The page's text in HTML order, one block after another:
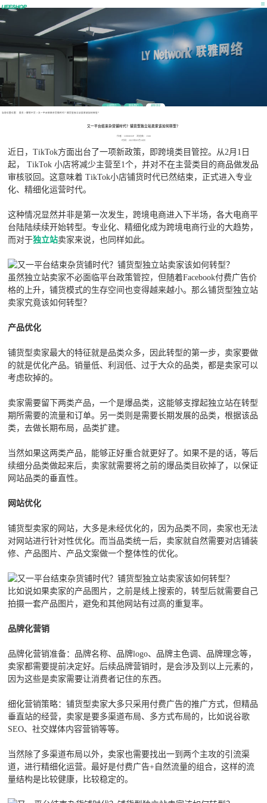
公司简介 联系我们 最新消息
当前位置位置： 首页 > 营销干货> 又一平台结束杂货铺时代？铺货型独立站卖家该如何转型？
又一平台结束杂货铺时代？铺货型独立站卖家该如何转型？
作者：UEESHOP 浏览数：1500
时间：2023年05月10日
近日，TikTok方面出台了一项新政策，即跨境类目管控。从2月1日
起， TikTok 小店将减少主营至1个，并对不在主营类目的商品做发品
审核驳回。这意味着 TikTok小店铺货时代已然结束，正式进入专业
化、精细化运营时代。
这种情况显然并非是第一次发生，跨境电商进入下半场，各大电商平
台陆陆续续开始转型。专业化、精细化成为跨境电商行业的大趋势，
而对于独立站卖家来说，也同样如此。
虽然独立站卖家不必面临平台政策管控，但随着Facebook付费广告价
格的上升，铺货模式的生存空间也变得越来越小。那么铺货型独立站
卖家究竟该如何转型？
产品优化
铺货型卖家最大的特征就是品类众多，因此转型的第一步，卖家要做
的就是优化产品。销量低、利润低、过于大众的品类，都是卖家可以
考虑砍掉的。
卖家需要留下两类产品，一个是爆品类，这能够支撑起独立站在转型
期所需要的流量和订单。另一类则是需要长期发展的品类，根据该品
类，去做长期布局，品类扩建。
当然如果这两类产品，能够正好重合就更好了。如果不是的话，等后
续细分品类做起来后，卖家就需要将之前的爆品类目砍掉了，以保证
网站品类的垂直性。
网站优化
铺货型卖家的网站，大多是未经优化的，因为品类不同，卖家也无法
对网站进行针对性优化。而当品类统一后，卖家就自然需要对店铺装
修、产品图片、产品文案做一个整体性的优化。
比如说如果卖家的产品图片，之前是线上搜索的，转型后就需要自己
拍摄一套产品图片，避免和其他网站有过高的重复率。
品牌化营销
品牌化营销准备：品牌名称、品牌logo、品牌主色调、品牌理念等，
卖家都需要提前决定好。后续品牌营销时，是会涉及到以上元素的，
因为这些是卖家需要让消费者记住的东西。
细化营销策略：铺货型卖家大多只采用付费广告的推广方式，但精品
垂直站的经营，卖家是要多渠道布局、多方式布局的，比如说谷歌
SEO、社交媒体内容营销等等。
当然除了多渠道布局以外，卖家也需要找出一到两个主攻的引流渠
道，进行精细化运营。最好是付费广告+自然流量的组合，这样的流
量结构是比较健康，比较稳定的。